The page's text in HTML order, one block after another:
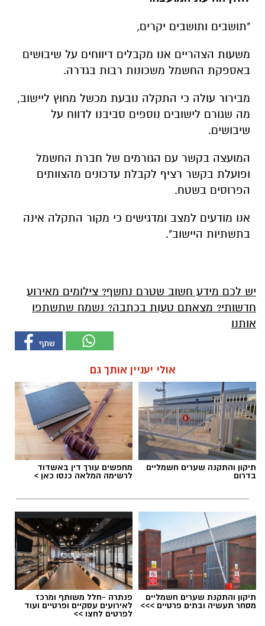
"תושבים ותושבים יקרים,
משעות הצהריים אנו מקבלים דיווחים על שיבושים
באספקת החשמל משכונות רבות בגדרה.
מבירור עולה כי התקלה נובעת מכשל מחוץ ליישוב,
מה שגורם לישובים נוספים סביבנו לדווח על
שיבושים.
המועצה בקשר עם הגורמים של חברת החשמל
ופועלת בקשר רציף לקבלת עדכונים מהצוותים
הפרוסים בשטח.
אנו מודעים למצב ומדגישים כי מקור התקלה אינה
בתשתיות היישוב".
יש לכם מידע חשוב שטרם נחשף? צילומים מאירוע
חדשותי? מצאתם טעות בכתבה? נשמח שתשתפו
אותנו
אולי יעניין אותך גם
תיקון והתקנה שערים חשמליים
בדרום
מחפשים עורך דין באשדוד
לרשימה המלאה כנסו כאן >
תיקון והתקנת שערים חשמליים
מסחר תעשיה ובתים פרטיים >>>
פנתרה -חלל משותף ומרכז
לאירועים עסקיים ופרטיים ועוד
לפרטים לחצו >>